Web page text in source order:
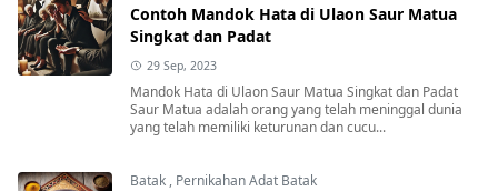
Contoh Mandok Hata di Ulaon Saur Matua
Singkat dan Padat
29 Sep, 2023
Mandok Hata di Ulaon Saur Matua Singkat dan Padat
Saur Matua adalah orang yang telah meninggal dunia
yang telah memiliki keturunan dan cucu...
Batak , Pernikahan Adat Batak